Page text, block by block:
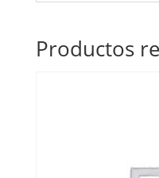
Productos